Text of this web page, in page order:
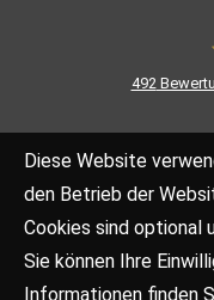
492
Diese Website
den Betrieb der
Cookies sind optional
Sie können Ihre
Informationen finden